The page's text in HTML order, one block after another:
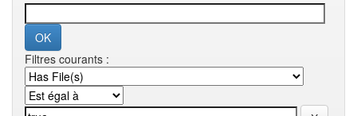
Filtres courants :